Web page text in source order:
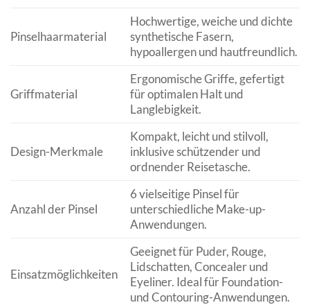
Pinselhaarmaterial
Hochwertige, weiche und dichte
synthetische Fasern,
hypoallergen und hautfreundlich.
Griffmaterial
Ergonomische Griffe, gefertigt
für optimalen Halt und
Langlebigkeit.
Design-Merkmale
Kompakt, leicht und stilvoll,
inklusive schützender und
ordnender Reisetasche.
Anzahl der Pinsel
6 vielseitige Pinsel für
unterschiedliche Make-up-
Anwendungen.
Einsatzmöglichkeiten
Geeignet für Puder, Rouge,
Lidschatten, Concealer und
Eyeliner. Ideal für Foundation-
und Contouring-Anwendungen.